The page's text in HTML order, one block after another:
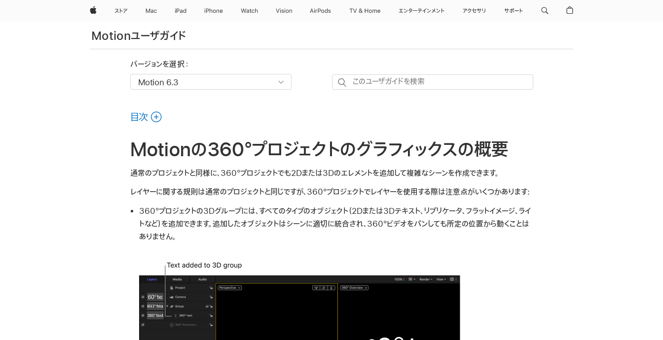
Appleストア Mac iPad iPhone Watch Vision AirPods TV & Home エンターテインメント アクセサリ サポート
Motionユーザガイド
バージョンを選択：
こ
ガ
イ
ド
検
索
目次
Motionの360°プロジェクトのグラフィックスの概要
通常のプロジェクトと同様に、360°プロジェクトでも2Dまたは3Dのエレメントを追加して複雑なシーンを作成できます。
レイヤーに関する規則は通常のプロジェクトと同じですが、360°プロジェクトでレイヤーを使用する際は注意点がいくつかあります:
360°プロジェクトの3Dグループには、すべてのタイプのオブジェクト（2Dまたは3Dテキスト、リプリケータ、フラットイメージ、ライ
トなど）を追加できます。追加したオブジェクトはシーンに適切に統合され、360°ビデオをパンしても所定の位置から動くことは
ありません。